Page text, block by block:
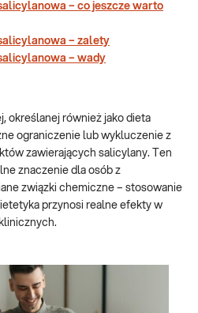
– co jeszcze warto
– zalety
– wady
określanej również jako dieta
ograniczenie lub wykluczenie z
zawierających salicylany. Ten
znaczenie dla osób z
związki chemiczne – stosowanie
przynosi realne efekty w